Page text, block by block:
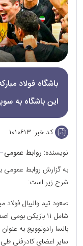
باشگاه فولاد
این باشگاه به
کد خبر: ۱۰۱۰۶۱۳
نویسنده: روابط عمومی
به گزارش روابط عمومی
شرح زیر است:
صعود تیم والیبال فولاد
بالسا رادولوویچ به